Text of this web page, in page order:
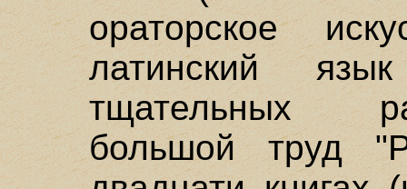
ораторское
латинский
тщательных
большой труд